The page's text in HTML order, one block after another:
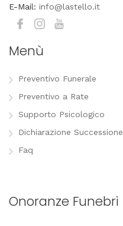
E-Mail: info@lastello.it
Menù
Preventivo Funerale
Preventivo a Rate
Supporto Psicologico
Dichiarazione Successione
Faq
Onoranze Funebri